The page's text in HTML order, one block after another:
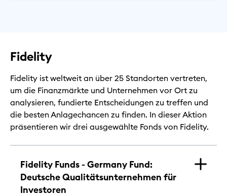
Fidelity
Fidelity ist weltweit an über 25 Standorten vertreten,
um die Finanzmärkte und Unternehmen vor Ort zu
analysieren, fundierte Entscheidungen zu treffen und
die besten Anlagechancen zu finden. In dieser Aktion
präsentieren wir drei ausgewählte Fonds von Fidelity.
Fidelity Funds - Germany Fund:
Deutsche Qualitätsunternehmen für
Investoren